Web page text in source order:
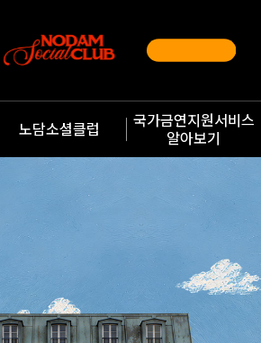
노담소셜클럽
국가금연지원서비스
알아보기